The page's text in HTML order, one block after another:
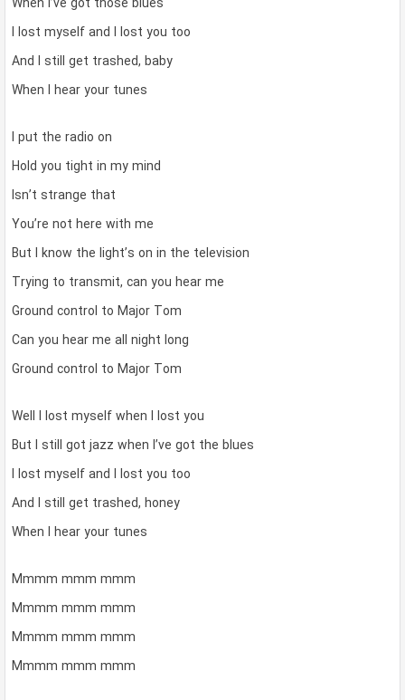
I lost myself and I lost you too
And I still get trashed, baby
When I hear your tunes
I put the radio on
Hold you tight in my mind
Isn’t strange that
You’re not here with me
But I know the light’s on in the television
Trying to transmit, can you hear me
Ground control to Major Tom
Can you hear me all night long
Ground control to Major Tom
Well I lost myself when I lost you
But I still got jazz when I’ve got the blues
I lost myself and I lost you too
And I still get trashed, honey
When I hear your tunes
Mmmm mmm mmm
Mmmm mmm mmm
Mmmm mmm mmm
Mmmm mmm mmm